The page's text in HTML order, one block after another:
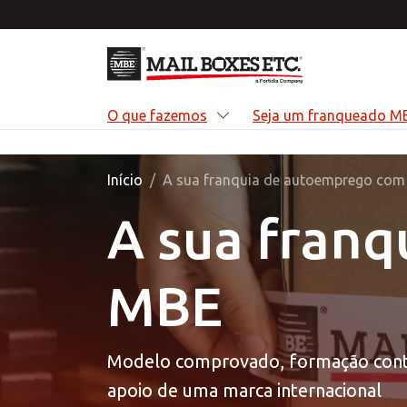
O que fazemos
O
mais
Seja um franqueado
Início A sua franquia de autoemprego com
A sua
MBE
Modelo comprovado, formação
apoio de uma marca internacional